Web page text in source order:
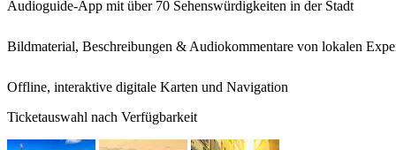
Audioguide-App mit über 70 Sehenswürdigkeiten in der Stadt
Bildmaterial, Beschreibungen & Audiokommentare von lokalen
Offline, interaktive digitale Karten und Navigation
Ticketauswahl nach Verfügbarkeit